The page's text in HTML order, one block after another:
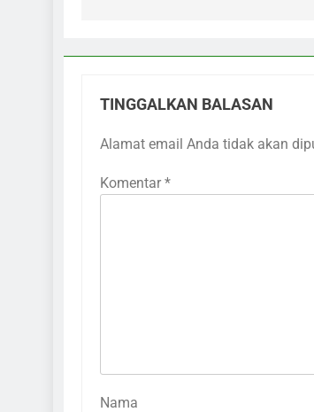
TINGGALKAN BALASAN
Alamat email Anda tidak akan
Komentar *
Nama